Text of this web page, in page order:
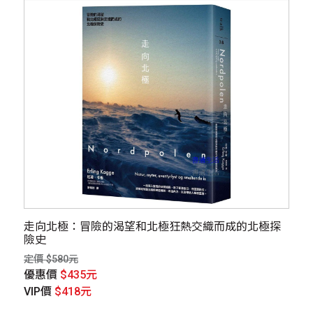
走向北極：冒險的渴望和北極狂熱交織而成的北極探
險史
定價 $580元
優惠價 $435元
VIP價 $418元